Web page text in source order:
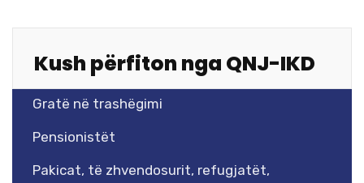
Kush përfiton nga QNJ-IKD
Gratë në trashëgimi
Pensionistët
Pakicat, të zhvendosurit, refugjatët,